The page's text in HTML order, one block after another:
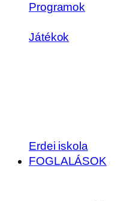
Programok
Játékok
Erdei iskola
FOGLALÁSOK